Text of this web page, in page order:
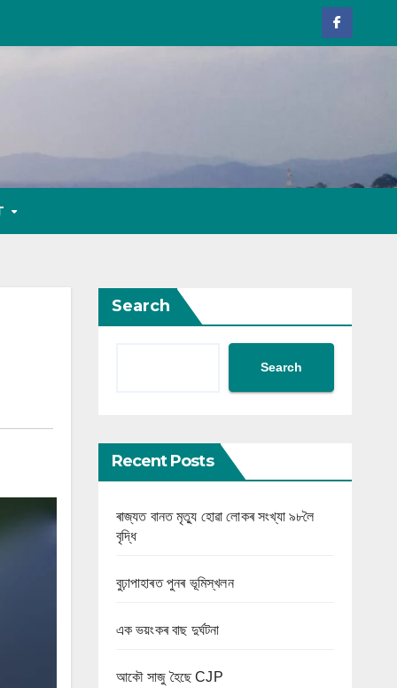
Search
Search
Recent Posts
ৰাজ্যত বানত মৃত্যু হোৱা লোকৰ সংখ্যা ৯৮লৈ
বৃদ্ধি
বুঢ়াপাহাৰত পুনৰ ভূমিস্খলন
এক ভয়ংকৰ বাছ দুৰ্ঘটনা
আকৌ সাজু হৈছে CJP